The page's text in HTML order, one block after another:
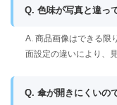
Q. 色味が写真と違っ
A. 商品画像はできる限
面設定の違いにより、
Q. 傘が開きにくいの